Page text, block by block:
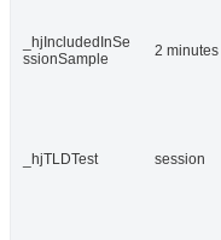
_hjIncludedInSe
ssionSample
2 minutes
_hjTLDTest session